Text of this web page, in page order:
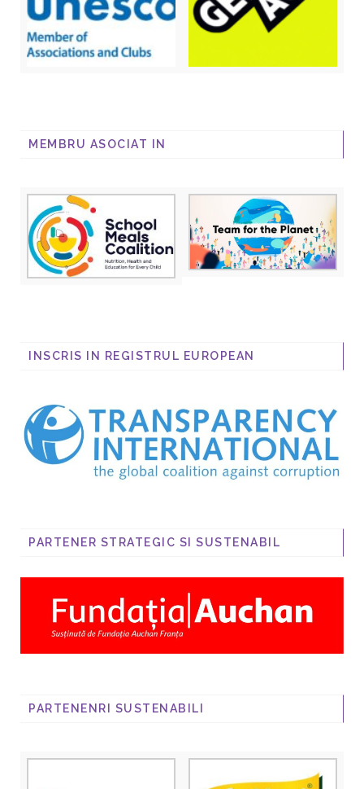
MEMBRU ASOCIAT IN
INSCRIS IN REGISTRUL EUROPEAN
PARTENER STRATEGIC SI SUSTENABIL
PARTENENRI SUSTENABILI